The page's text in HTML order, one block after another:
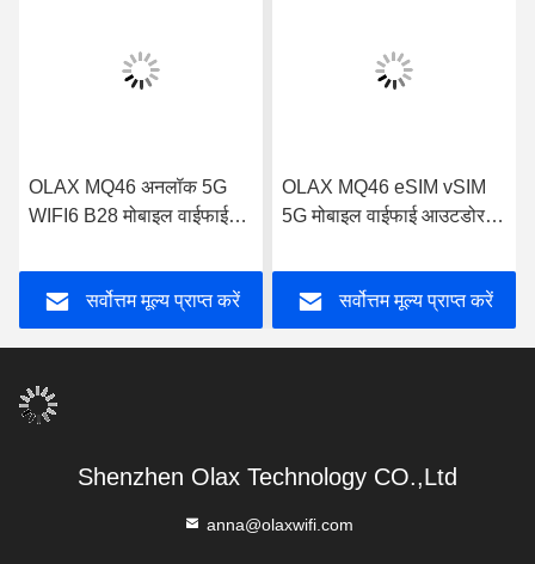
OLAX MQ46 अनलॉक 5G
WIFI6 B28 मोबाइल वाईफाई
5G LTE वायरलेस हॉटस्पॉट
पॉकेट वाईफाई राउटर
सर्वोत्तम मूल्य प्राप्त करें
OLAX MQ46 eSIM vSIM
5G मोबाइल वाईफाई आउटडोर
एमआईएफआई 5 जी एलटीई
वायरलेस हॉटस्पॉट पॉकेट वाईफाई
राउटर
सर्वोत्तम मूल्य प्राप्त करें
Shenzhen Olax Technology CO.,Ltd
anna@olaxwifi.com